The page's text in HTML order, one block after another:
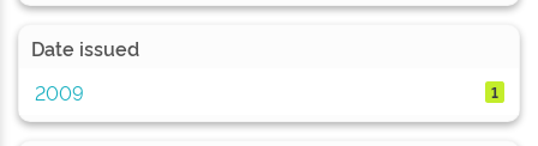
Date issued
2009
1